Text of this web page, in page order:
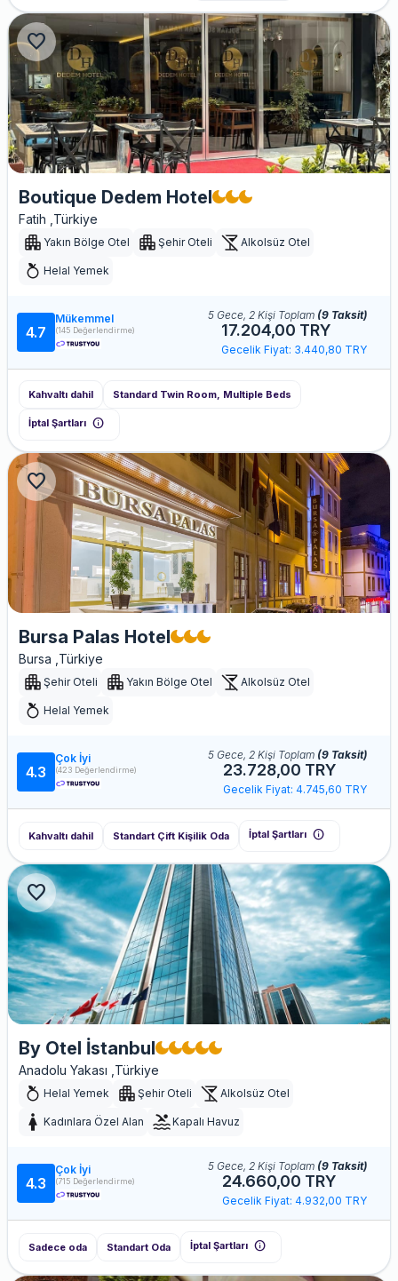
favorite
Boutique Dedem Hotel
Fatih ,Türkiye
Yakın Bölge Otel Şehir Oteli Alkolsüz Otel
Helal Yemek
4.7
Mükemmel
(145 Değerlendirme)
5 Gece, 2 Kişi Toplam (9 Taksit)
17.204,00 TRY
Gecelik Fiyat: 3.440,80 TRY
Kahvaltı dahil Standard Twin Room, Multiple Beds
İptal Şartları info
favorite
Bursa Palas Hotel
Bursa ,Türkiye
Şehir Oteli Yakın Bölge Otel Alkolsüz Otel
Helal Yemek
4.3
Çok İyi
(423 Değerlendirme)
5 Gece, 2 Kişi Toplam (9 Taksit)
23.728,00 TRY
Gecelik Fiyat: 4.745,60 TRY
Kahvaltı dahil Standart Çift Kişilik Oda İptal Şartları info
favorite
By Otel İstanbul
Anadolu Yakası ,Türkiye
Helal Yemek Şehir Oteli Alkolsüz Otel
Kadınlara Özel Alan Kapalı Havuz
4.3
Çok İyi
(715 Değerlendirme)
5 Gece, 2 Kişi Toplam (9 Taksit)
24.660,00 TRY
Gecelik Fiyat: 4.932,00 TRY
Sadece oda Standart Oda İptal Şartları info